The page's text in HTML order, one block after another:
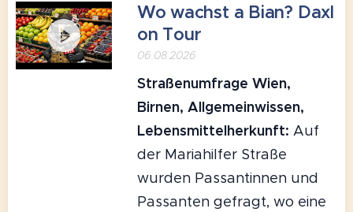
Wo wachst a Bian? Daxl
on Tour
06.08.2026
Straßenumfrage Wien,
Birnen, Allgemeinwissen,
Lebensmittelherkunft: Auf
der Mariahilfer Straße
wurden Passantinnen und
Passanten gefragt, wo eine